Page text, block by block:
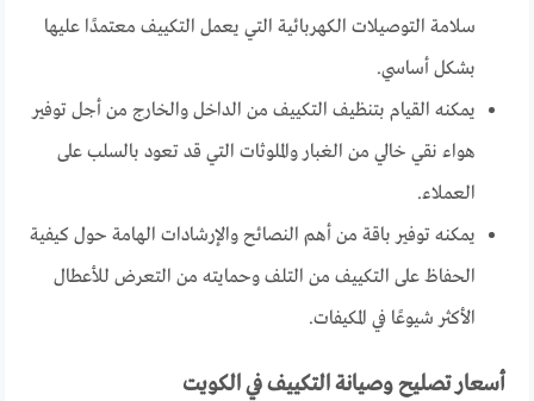
سلامة التوصيلات الكهربائية التي يعمل التكييف معتمدًا عليها
بشكل أساسي.
يمكنه القيام بتنظيف التكييف من الداخل والخارج من أجل توفير
هواء نقي خالي من الغبار والملوثات التي قد تعود بالسلب على
العملاء.
يمكنه توفير باقة من أهم النصائح والإرشادات الهامة حول كيفية
الحفاظ على التكييف من التلف وحمايته من التعرض للأعطال
الأكثر شيوعًا في المكيفات.
أسعار تصليح وصيانة التكييف في الكويت